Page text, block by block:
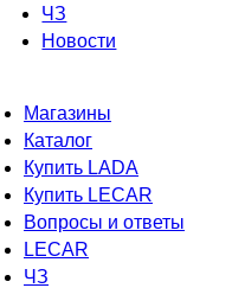
ЧЗ
Новости
Магазины
Каталог
Купить LADA
Купить LECAR
Вопросы и ответы
LECAR
ЧЗ